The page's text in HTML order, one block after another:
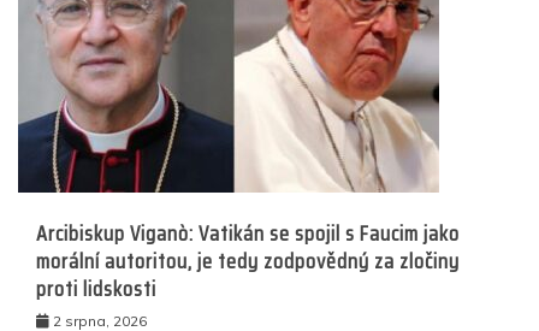
Arcibiskup Viganò: Vatikán se spojil s Faucim jako
morální autoritou, je tedy zodpovědný za zločiny
proti lidskosti
2 srpna, 2026